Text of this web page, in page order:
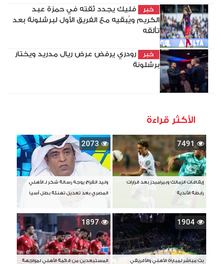
خبر
فليك يجدد ثقته في حمزة عبد
الكريم ويُبقيه مع الفريق الأول لبرشلونة بعد
تألقه
خبر
رودري يرفض عرض ريال مدريد ويختار
برشلونة
الأكثر قراءة
7491
إيقافات الزمالك وبيراميدز بعد قرارات
رابطة الأندية
2073
وليد الفراج يوجه رسالة شكر لـ الأهلي
المصري بعد تعديل تهنئة بطل آسيا
1904
بث مباشر لمباراة الأهلي والأفريقي
1897
المستبعدين من قائمة الأهلي لمواجهة